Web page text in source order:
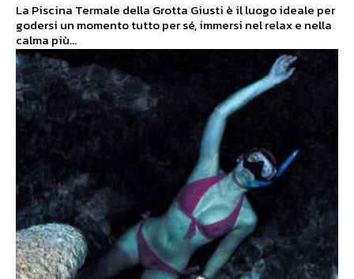
La Piscina Termale della Grotta Giusti è il luogo ideale per
godersi un momento tutto per sé, immersi nel relax e nella
calma più...